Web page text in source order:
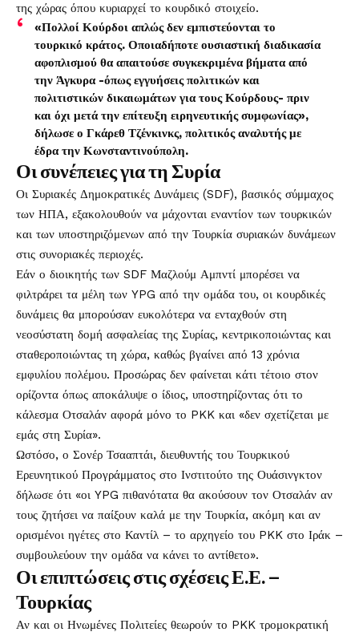
της χώρας όπου κυριαρχεί το κουρδικό στοιχείο.
«Πολλοί Κούρδοι απλώς δεν εμπιστεύονται το
τουρκικό κράτος. Οποιαδήποτε ουσιαστική διαδικασία
αφοπλισμού θα απαιτούσε συγκεκριμένα βήματα από
την Άγκυρα -όπως εγγυήσεις πολιτικών και
πολιτιστικών δικαιωμάτων για τους Κούρδους- πριν
και όχι μετά την επίτευξη ειρηνευτικής συμφωνίας»,
δήλωσε ο Γκάρεθ Τζένκινκς, πολιτικός αναλυτής με
έδρα την Κωνσταντινούπολη.
Οι συνέπειες για τη Συρία
Οι Συριακές Δημοκρατικές Δυνάμεις (SDF), βασικός σύμμαχος
των ΗΠΑ, εξακολουθούν να μάχονται εναντίον των τουρκικών
και των υποστηριζόμενων από την Τουρκία συριακών δυνάμεων
στις συνοριακές περιοχές.
Εάν ο διοικητής των SDF Μαζλούμ Αμπντί μπορέσει να
φιλτράρει τα μέλη των YPG από την ομάδα του, οι κουρδικές
δυνάμεις θα μπορούσαν ευκολότερα να ενταχθούν στη
νεοσύστατη δομή ασφαλείας της Συρίας, κεντρικοποιώντας και
σταθεροποιώντας τη χώρα, καθώς βγαίνει από 13 χρόνια
εμφυλίου πολέμου. Προσώρας δεν φαίνεται κάτι τέτοιο στον
ορίζοντα όπως αποκάλυψε ο ίδιος, υποστηρίζοντας ότι το
κάλεσμα Οτσαλάν αφορά μόνο το PKK και «δεν σχετίζεται με
εμάς στη Συρία».
Ωστόσο, ο Σονέρ Τσααπτάι, διευθυντής του Τουρκικού
Ερευνητικού Προγράμματος στο Ινστιτούτο της Ουάσινγκτον
δήλωσε ότι «οι YPG πιθανότατα θα ακούσουν τον Οτσαλάν αν
τους ζητήσει να παίξουν καλά με την Τουρκία, ακόμη και αν
ορισμένοι ηγέτες στο Καντίλ – το αρχηγείο του PKK στο Ιράκ –
συμβουλεύουν την ομάδα να κάνει το αντίθετο».
Οι επιπτώσεις στις σχέσεις Ε.Ε. –
Τουρκίας
Αν και οι Ηνωμένες Πολιτείες θεωρούν το PKK τρομοκρατική